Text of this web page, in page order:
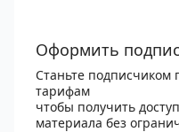
Оформить
Станьте подписчиком
тарифам
чтобы получить
материала без